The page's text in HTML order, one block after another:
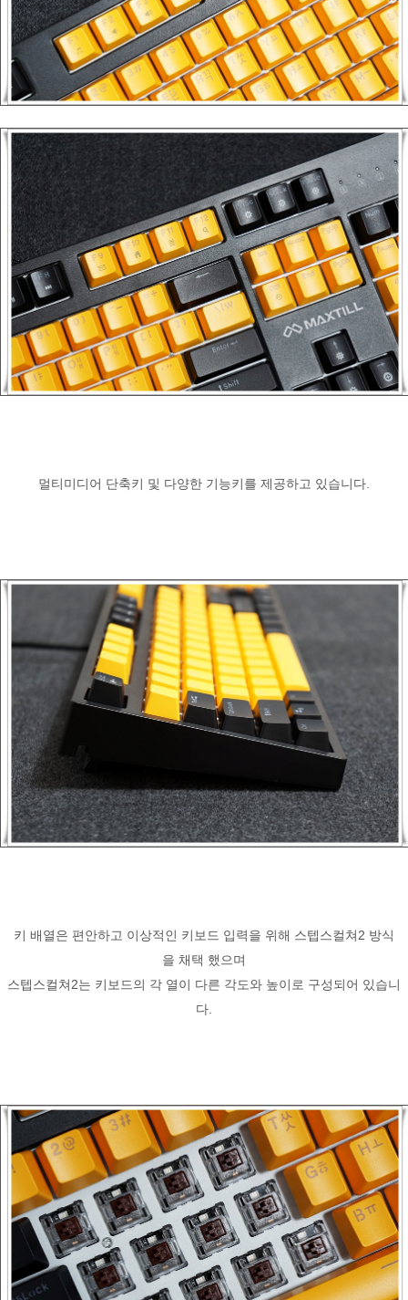
멀티미디어 단축키 및 다양한 기능키를 제공하고 있습니다.
키 배열은 편안하고 이상적인 키보드 입력을 위해 스텝스컬쳐2 방식
을 채택 했으며
스텝스컬쳐2는 키보드의 각 열이 다른 각도와 높이로 구성되어 있습니
다.